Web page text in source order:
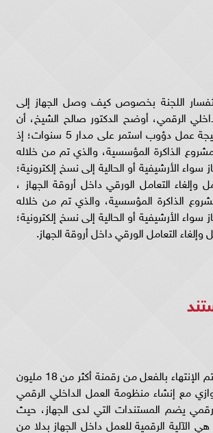
اللجنة بخصوص كيف وصل الجهاز إلى
الرقمي، أوضح الدكتور صالح الشيخ، أن
المنظومة جاءت نتيجة عمل دؤوب استمر على مدار 5 سنوات؛ إذ
مشروع الذاكرة المؤسسية، والذي تم من خلاله
الأرشيفية أو الحالية إلى نسخ إلكترونية؛
وإلغاء التعامل الورقي داخل أروقة الجهاز ،
الذاكرة المؤسسية، والذي تم من خلاله
الأرشيفية أو الحالية إلى نسخ إلكترونية؛
وإلغاء التعامل الورقي داخل أروقة الجهاز.
وكشف الشيخ أنه تم الإنتهاء بالفعل من رقمنة أكثر من 18 مليون
مع إنشاء منظومة العمل الداخلي الرقمي
يضم المستندات التي لدى الجهاز، حيث
الآلية الرقمية للعمل داخل الجهاز بدلا من